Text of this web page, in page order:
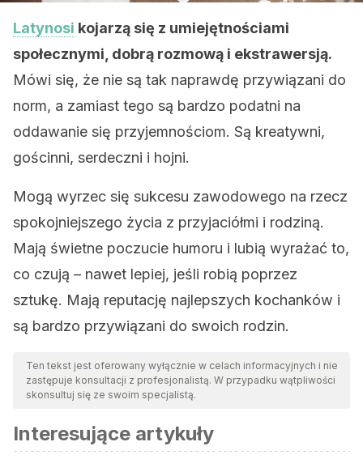
Latynosi kojarzą się z umiejętnościami
społecznymi, dobrą rozmową i ekstrawersją.
Mówi się, że nie są tak naprawdę przywiązani do
norm, a zamiast tego są bardzo podatni na
oddawanie się przyjemnościom. Są kreatywni,
gościnni, serdeczni i hojni.
Mogą wyrzec się sukcesu zawodowego na rzecz
spokojniejszego życia z przyjaciółmi i rodziną.
Mają świetne poczucie humoru i lubią wyrażać to,
co czują – nawet lepiej, jeśli robią poprzez
sztukę. Mają reputację najlepszych kochanków i
są bardzo przywiązani do swoich rodzin.
Ten tekst jest oferowany wyłącznie w celach informacyjnych i nie
zastępuje konsultacji z profesjonalistą. W przypadku wątpliwości
skonsultuj się ze swoim specjalistą.
Interesujące artykuły